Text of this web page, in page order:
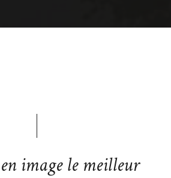
image le meilleur